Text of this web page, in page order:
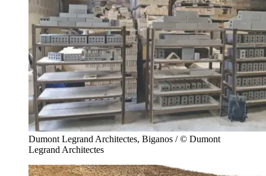
Dumont Legrand Architectes, Biganos / © Dumont
Legrand Architectes